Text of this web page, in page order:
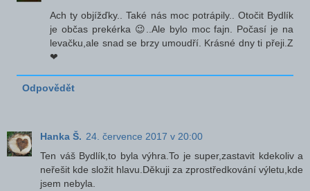
Ach ty objížďky.. Také nás moc potrápily.. Otočit Bydlík
je občas prekérka 😉..Ale bylo moc fajn. Počasí je na
levačku,ale snad se brzy umoudří. Krásné dny ti přeji.Z
❤
Odpovědět
Hanka Š. 24. července 2017 v 20:00
Ten váš Bydlík,to byla výhra.To je super,zastavit kdekoliv a
neřešit kde složit hlavu.Děkuji za zprostředkování výletu,kde
jsem nebyla.